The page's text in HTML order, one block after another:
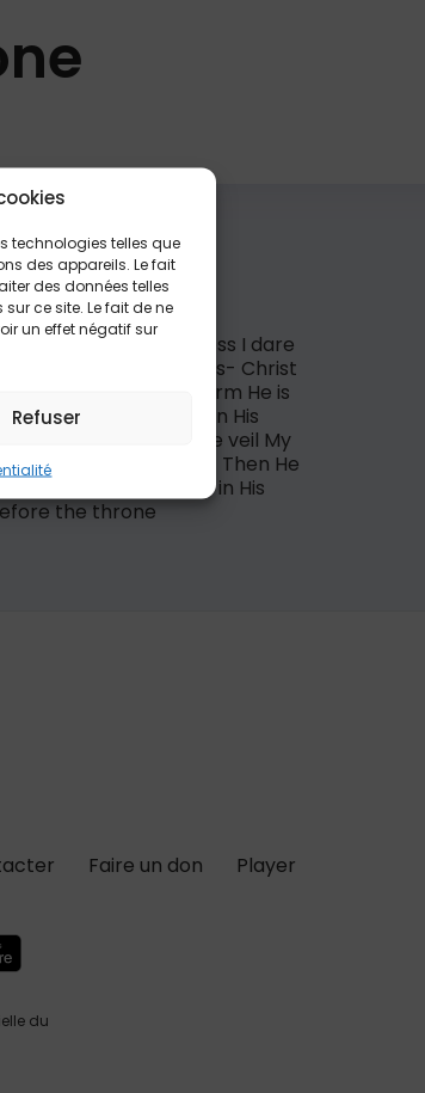
technologies telles que
des appareils. Le fait
des données telles
ce site. Le fait de ne
un effet négatif sur
Refuser
and righteousness I dare
name Verse 1 -Chorus- Christ
love Through the storm He is
hide His face I rest on His
holds within the veil My
Chorus 2x -Verse 3- Then He
be found Dressed in His
the throne
Faire un don Player
du